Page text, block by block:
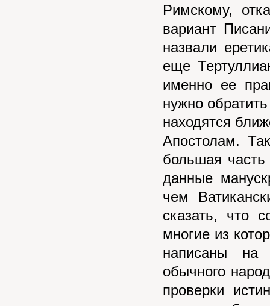
Римскому,
вариант
назвали
еще
именно ее
нужно
находятся
Апостолам.
большая
данные
чем
сказать, что
многие из
написаны на
обычного
проверки